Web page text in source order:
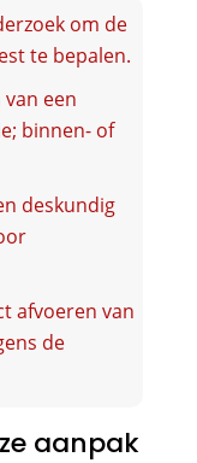
om de
te bepalen.
een
binnen- of
deskundig
afvoeren van
de
aanpak